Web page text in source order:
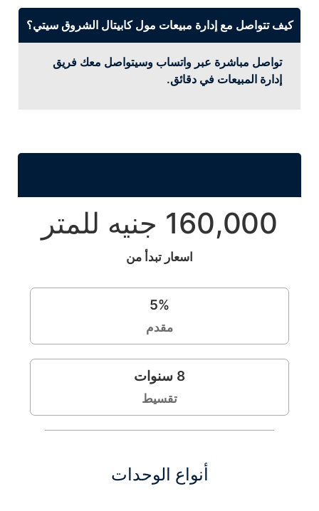
كيف تتواصل مع إدارة مبيعات مول كابيتال الشروق سيتي؟
تواصل مباشرة عبر واتساب وسيتواصل معك فريق
إدارة المبيعات في دقائق.
160,000 جنيه للمتر
اسعار تبدأ من
5%
مقدم
8 سنوات
تقسيط
أنواع الوحدات